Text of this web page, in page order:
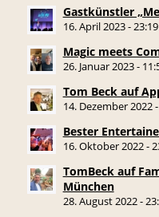
Gastkünstler
16. April 2023 - 23:19
Magic meets
26. Januar 2023 -
Tom Beck auf
14. Dezember 2022
Bester
16. Oktober 2022 -
TomBeck auf
München
28. August 2022 -